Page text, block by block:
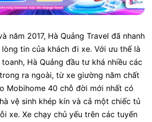
năm 2017, Hà Quảng Travel đã nhanh
tin của khách đi xe. Với ưu thế là
Hà Quảng đầu tư khá nhiều các
ra ngoài, từ xe giường năm chất
Mobihome 40 chỗ đời mới nhất có
vệ sinh khép kín và cả một chiếc tủ
xe. Xe chạy chủ yếu trên các tuyến